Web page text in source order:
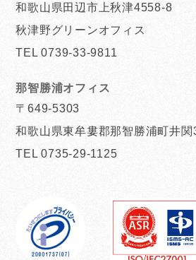
和歌山県田辺市上秋津4558-8
秋津野グリーンオフィス
TEL 0739-33-9811
那智勝浦オフィス
〒649-5303
和歌山県東牟婁郡那智勝浦町井関
TEL 0735-29-1125